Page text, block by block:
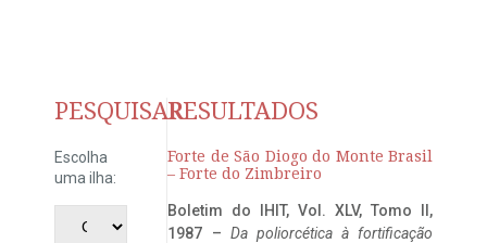
PESQUISAR
Escolha
uma ilha:
RESULTADOS
Forte de São Diogo do Monte Brasil
– Forte do Zimbreiro
Boletim do IHIT, Vol. XLV, Tomo II,
1987 – Da poliorcética à fortificação